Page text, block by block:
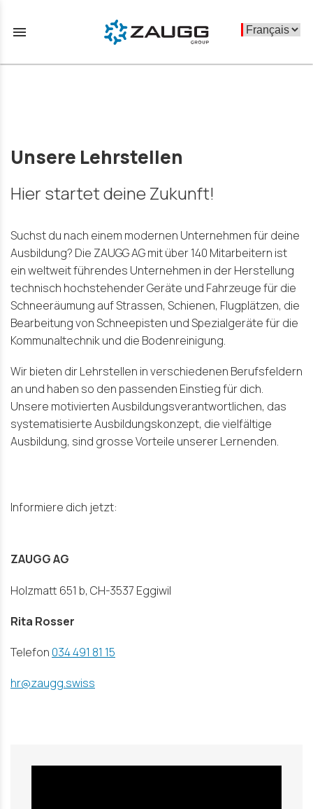
menu
Unsere Lehrstellen
Hier startet deine Zukunft!
Suchst du nach einem modernen Unternehmen für deine
Ausbildung? Die ZAUGG AG mit über 140 Mitarbeitern ist
ein weltweit führendes Unternehmen in der Herstellung
technisch hochstehender Geräte und Fahrzeuge für die
Schneeräumung auf Strassen, Schienen, Flugplätzen, die
Bearbeitung von Schneepisten und Spezialgeräte für die
Kommunaltechnik und die Bodenreinigung.
Wir bieten dir Lehrstellen in verschiedenen Berufsfeldern
an und haben so den passenden Einstieg für dich.
Unsere motivierten Ausbildungsverantwortlichen, das
systematisierte Ausbildungskonzept, die vielfältige
Ausbildung, sind grosse Vorteile unserer Lernenden.
Informiere dich jetzt:
ZAUGG AG
Holzmatt 651 b, CH-3537 Eggiwil
Rita Rosser
Telefon 034 491 81 15
hr@zaugg.swiss